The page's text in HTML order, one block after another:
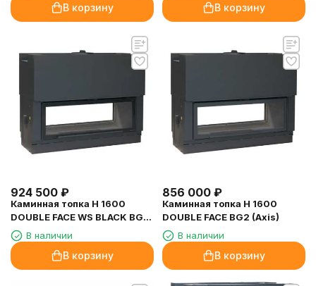
В корзину В корзину
924 500 ₽
Каминная топка H 1600
DOUBLE FACE WS BLACK BG2
(Axis)В наличии
В корзину
856 000 ₽
Каминная топка H 1600
DOUBLE FACE BG2 (Axis)
В наличии
В корзину